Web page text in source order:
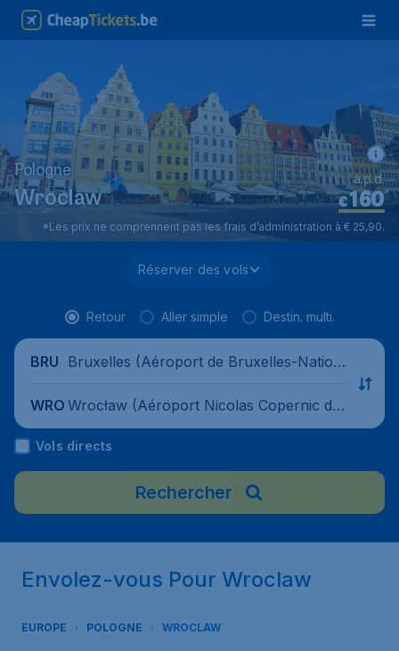
Pologne
Wroclaw €160*
à.p.d.
*Les prix ne comprennent pas les frais d’administration à € 25,90.
Réserver des vols
Retour Aller simple Destin. multi.
BRU Bruxelles (Aéroport de Bruxelles-Nation
WRO Wrocław (Aéroport Nicolas Copernic de
Wrocław), Pologne
Vols directs
Rechercher
Envolez-vous Pour Wroclaw
EUROPE POLOGNE WROCLAW